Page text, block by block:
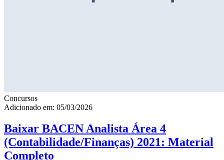
Concursos
Adicionado em: 05/03/2026
Baixar BACEN Analista Área 4
(Contabilidade/Finanças) 2021: Material
Completo